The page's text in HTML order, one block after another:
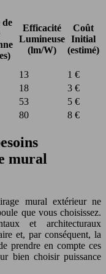
de
Efficacité
Lumineuse
(lm/W)
Coût
Initial
(estimé)
13
1 €
18
3 €
53
5 €
80 8 €
mural
mural extérieur ne
que vous choisissez.
et architecturaux
et, par conséquent, la
prendre en compte ces
bien choisir puissance